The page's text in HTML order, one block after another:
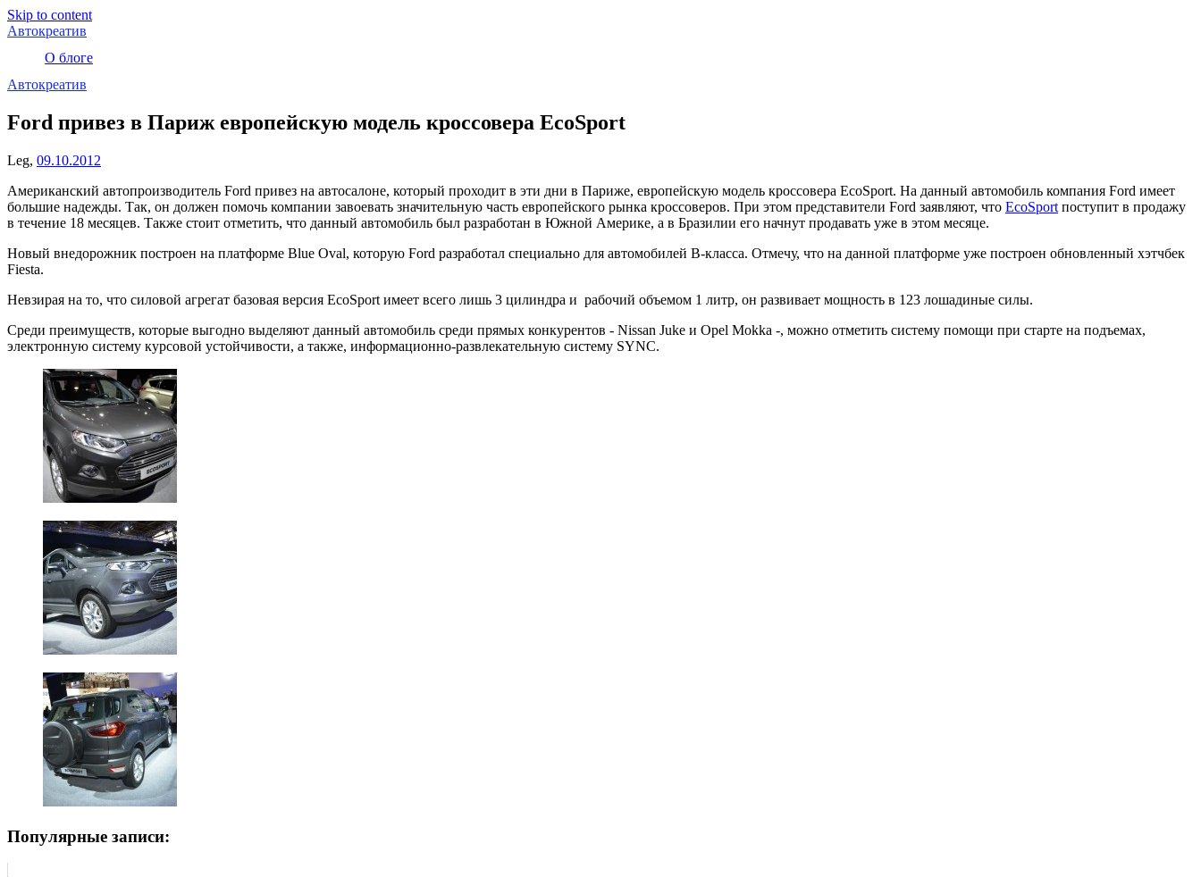
Skip to content
Автокреатив
О блоге
Автокреатив
Ford привез в Париж европейскую модель кроссовера EcoSport
Leg, 09.10.2012
Американский автопроизводитель Ford привез на автосалоне, который проходит в эти дни в Париже, европейскую модель кроссовера EcoSport. На данный автомобиль компания Ford имеет
большие надежды. Так, он должен помочь компании завоевать значительную часть европейского рынка кроссоверов. При этом представители Ford заявляют, что EcoSport поступит в продажу
в течение 18 месяцев. Также стоит отметить, что данный автомобиль был разработан в Южной Америке, а в Бразилии его начнут продавать уже в этом месяце.
Новый внедорожник построен на платформе Blue Oval, которую Ford разработал специально для автомобилей B-класса. Отмечу, что на данной платформе уже построен обновленный хэтчбек
Fiesta.
Невзирая на то, что силовой агрегат базовая версия EcoSport имеет всего лишь 3 цилиндра и рабочий объемом 1 литр, он развивает мощность в 123 лошадиные силы.
Среди преимуществ, которые выгодно выделяют данный автомобиль среди прямых конкурентов - Nissan Juke и Opel Mokka -, можно отметить систему помощи при старте на подъемах,
электронную систему курсовой устойчивости, а также, информационно-развлекательную систему SYNC.
Популярные записи: